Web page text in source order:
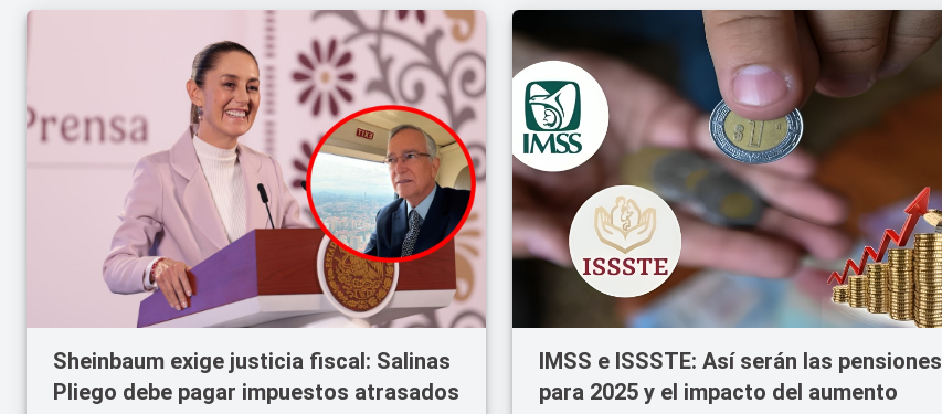
Sheinbaum exige justicia fiscal: Salinas
Pliego debe pagar impuestos atrasados
IMSS e ISSSTE: Así serán las pensiones
para 2025 y el impacto del aumento